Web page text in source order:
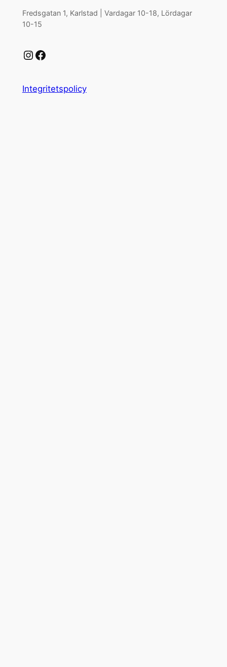
Fredsgatan 1, Karlstad | Vardagar 10-18, Lördagar
10-15
Instagram Facebook
Integritetspolicy